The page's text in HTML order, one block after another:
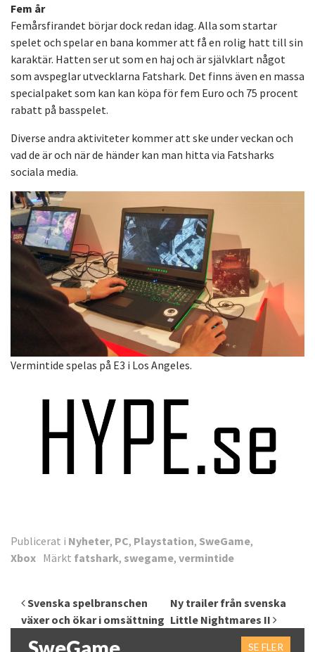
Fem år
Femårsfirandet börjar dock redan idag. Alla som startar
spelet och spelar en bana kommer att få en rolig hatt till sin
karaktär. Hatten ser ut som en haj och är självklart något
som avspeglar utvecklarna Fatshark. Det finns även en massa
specialpaket som kan kan köpa för fem Euro och 75 procent
rabatt på basspelet.
Diverse andra aktiviteter kommer att ske under veckan och
vad de är och när de händer kan man hitta via Fatsharks
sociala media.
Vermintide spelas på E3 i Los Angeles.
Publicerat i Nyheter, PC, Playstation, SweGame,
Xbox Märkt fatshark, swegame, vermintide
Inläggsnavigering
Svenska spelbranschen
växer och ökar i omsättning
Ny trailer från svenska
Little Nightmares II
SE FLER